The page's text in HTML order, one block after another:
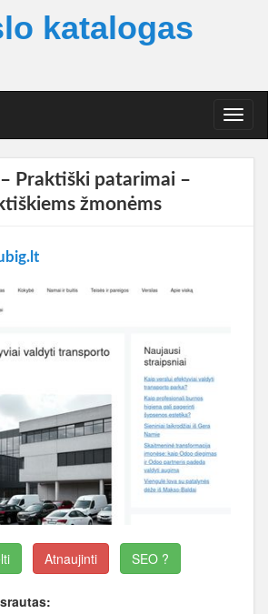
katalogas
T
o
Praktiški patarimai –
žmonėms
Atnaujinti SEO ?